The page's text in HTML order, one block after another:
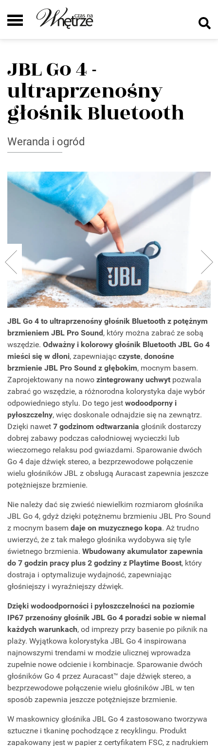
JBL Go 4 -
ultraprzenośny
głośnik Bluetooth
Weranda i ogród
JBL Go 4 to ultraprzenośny głośnik Bluetooth z potężnym
brzmieniem JBL Pro Sound, który można zabrać ze sobą
wszędzie. Odważny i kolorowy głośnik Bluetooth JBL Go 4
mieści się w dłoni, zapewniając czyste, donośne
brzmienie JBL Pro Sound z głębokim, mocnym basem.
Zaprojektowany na nowo zintegrowany uchwyt pozwala
zabrać go wszędzie, a różnorodna kolorystyka daje wybór
odpowiedniego stylu. Do tego jest wodoodporny i
pyłoszczelny, więc doskonale odnajdzie się na zewnątrz.
Dzięki nawet 7 godzinom odtwarzania głośnik dostarczy
dobrej zabawy podczas całodniowej wycieczki lub
wieczornego relaksu pod gwiazdami. Sparowanie dwóch
Go 4 daje dźwięk stereo, a bezprzewodowe połączenie
wielu głośników JBL z obsługą Auracast zapewnia jeszcze
potężniejsze brzmienie.
Nie należy dać się zwieść niewielkim rozmiarom głośnika
JBL Go 4, gdyż dzięki potężnemu brzmieniu JBL Pro Sound
z mocnym basem daje on muzycznego kopa. Aż trudno
uwierzyć, że z tak małego głośnika wydobywa się tyle
świetnego brzmienia. Wbudowany akumulator zapewnia
do 7 godzin pracy plus 2 godziny z Playtime Boost, który
dostraja i optymalizuje wydajność, zapewniając
głośniejszy i wyraźniejszy dźwięk.
Dzięki wodoodporności i pyłoszczelności na poziomie
IP67 przenośny głośnik JBL Go 4 poradzi sobie w niemal
każdych warunkach, od imprezy przy basenie po piknik na
plaży. Wyjątkowa kolorystyka JBL Go 4 inspirowana
najnowszymi trendami w modzie ulicznej wprowadza
zupełnie nowe odcienie i kombinacje. Sparowanie dwóch
głośników Go 4 przez Auracast™ daje dźwięk stereo, a
bezprzewodowe połączenie wielu głośników JBL w ten
sposób zapewnia jeszcze potężniejsze brzmienie.
W maskownicy głośnika JBL Go 4 zastosowano tworzywa
sztuczne i tkaninę pochodzące z recyklingu. Produkt
zapakowany jest w papier z certyfikatem FSC, z nadrukiem